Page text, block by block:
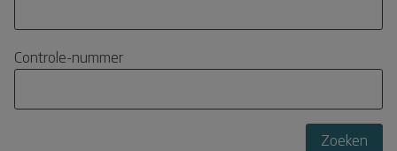
Controle-nummer
Zoeken